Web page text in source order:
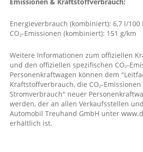
Energieverbrauch (kombiniert): 6,7 l/100
CO₂-Emissionen (kombiniert): 151 g/km
Weitere Informationen zum offiziellen
und den offiziellen spezifischen CO₂-
Personenkraftwagen können dem
Kraftstoffverbrauch, die CO₂-
Stromverbrauch" neuer
werden, der an allen Verkaufsstellen
Automobil Treuhand GmbH unter
erhältlich ist.